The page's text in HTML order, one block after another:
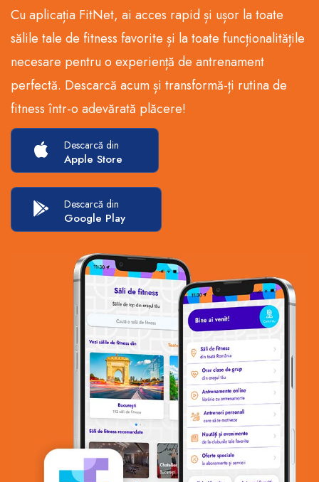
Cu aplicația FitNet, ai acces rapid și ușor la toate
sălile tale de fitness favorite și la toate funcționalitățile
necesare pentru o experiență de antrenament
perfectă. Descarcă acum și transformă-ți rutina de
fitness într-o adevărată plăcere!
Descarcă din
Apple Store
Descarcă din
Google Play